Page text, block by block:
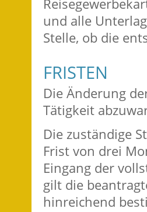
und alle
Stelle, ob die
FRISTEN
Die Änderung
Tätigkeit
Die zuständige
Frist von drei
Eingang der
gilt die
hinreichend